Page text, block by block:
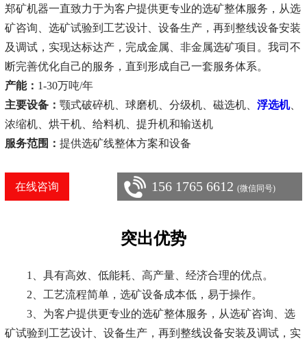
郑矿机器一直致力于为客户提供更专业的选矿整体服务，从选
矿咨询、选矿试验到工艺设计、设备生产，再到整线设备安装
及调试，实现达标达产，完成金属、非金属选矿项目。我司不
断完善优化自己的服务，直到形成自己一套服务体系。
产能： 1-30万吨/年
主要设备： 颚式破碎机、球磨机、分级机、磁选机、 浮选机、
浓缩机、烘干机、给料机、提升机和输送机
服务范围： 提供选矿线整体方案和设备
在线咨询 156 1765 6612(微信同号)
突出优势
1、具有高效、低能耗、高产量、经济合理的优点。
2、工艺流程简单，选矿设备成本低，易于操作。
3、为客户提供更专业的选矿整体服务，从选矿咨询、选
矿试验到工艺设计、设备生产，再到整线设备安装及调试，实